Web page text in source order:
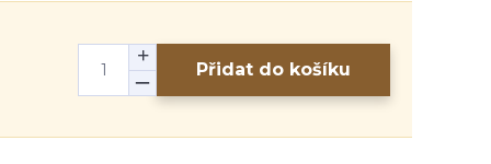
Přidat do košíku